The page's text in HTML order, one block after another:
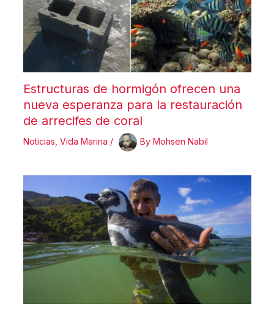
Estructuras de hormigón ofrecen una
nueva esperanza para la restauración
de arrecifes de coral
Noticias Vida Marina / By Mohsen Nabil